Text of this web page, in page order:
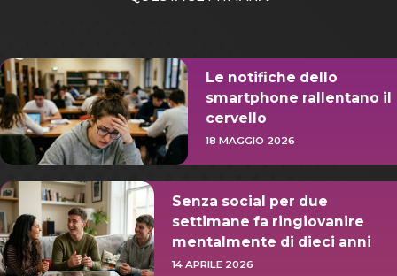
Le notifiche dello
smartphone rallentano il
cervello
18 MAGGIO 2026
Senza social per due
settimane fa ringiovanire
mentalmente di dieci anni
14 APRILE 2026